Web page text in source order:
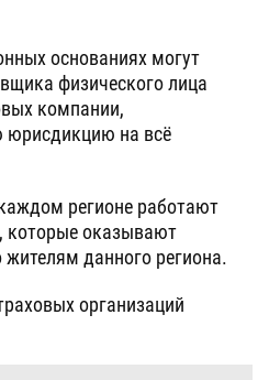
основаниях могут
физического лица
компании,
юрисдикцию на всё
регионе работают
которые оказывают
жителям данного региона.
организаций